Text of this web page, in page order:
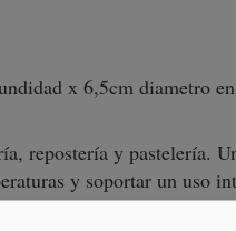
x 6,5cm diametro
repostería y pastelería.
y soportar un uso
es un antiadherentes